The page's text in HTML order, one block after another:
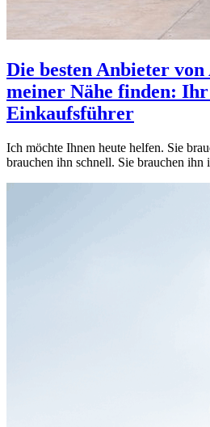
Die besten Anbieter
meiner Nähe finden:
Einkaufsführer
Ich möchte Ihnen heute helfen. Sie
brauchen ihn schnell. Sie brauchen ihn